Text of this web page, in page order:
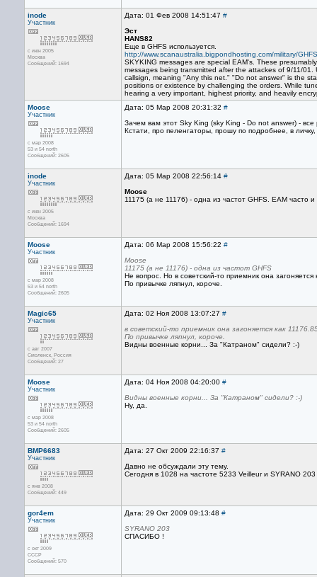
inode
Участник
с июн 2005
Москва
Сообщений: 1694
Дата: 01 Фев 2008 14:51:47 #
Эст
HANS82
Еще в GHFS используется.
http://www.scanaustralia.bigpondhosting.com/military/
SKYKING messages are special EAM's. These
messages being transmitted after the attackes of 9/11/
callsign, meaning "Any this net." "Do not answer" is the
positions or existence by challenging the orders. While
hearing a very important, highest priority, and heavily
Moose
Участник
с мар 2008
53 и 54 north
Сообщений: 2605
Дата: 05 Мар 2008 20:31:32 #
Зачем вам этот Sky King (sky King - Do not answer) -
Кстати, про пеленгаторы, прошу по подробнее, в
inode
Участник
с июн 2005
Москва
Сообщений: 1694
Дата: 05 Мар 2008 22:56:14 #
Moose
11175 (а не 11176) - одна из частот GHFS. EAM часто
Moose
Участник
с мар 2008
53 и 54 north
Сообщений: 2605
Дата: 06 Мар 2008 15:56:22 #
Moose
11175 (а не 11176) - одна из частот GHFS
Не вопрос. Но в советский-то приемник она загоняется
По привычке ляпнул, короче.
Magic65
Участник
с авг 2007
Смоленск, Россия
Сообщений: 27
Дата: 02 Ноя 2008 13:07:27 #
в советский-то приемник она загоняется как
По привычке ляпнул, короче.
Видны военные корни... За "Катраном" сидели? :-)
Moose
Участник
с мар 2008
53 и 54 north
Сообщений: 2605
Дата: 04 Ноя 2008 04:20:00 #
Видны военные корни... За "Катраном" сидели? :-)
Ну, да.
BMP6683
Участник
с янв 2008
Сообщений: 449
Дата: 27 Окт 2009 22:16:37 #
Давно не обсуждали эту тему.
Сегодня в 1028 на частоте 5233 Veilleur и SYRANO 203
gor4em
Участник
с окт 2009
СССР
Сообщений: 570
Дата: 29 Окт 2009 09:13:48 #
SYRANO 203
СПАСИБО !